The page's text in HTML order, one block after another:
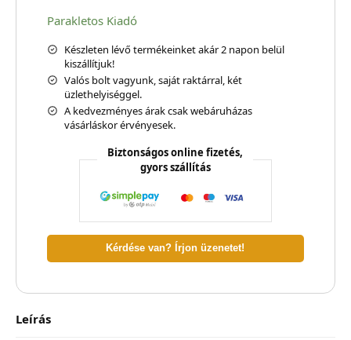
Parakletos Kiadó
Készleten lévő termékeinket akár 2 napon belül
kiszállítjuk!
Valós bolt vagyunk, saját raktárral, két
üzlethelyiséggel.
A kedvezményes árak csak webáruházas
vásárláskor érvényesek.
Biztonságos online fizetés,
gyors szállítás
Kérdése van? Írjon üzenetet!
Leírás